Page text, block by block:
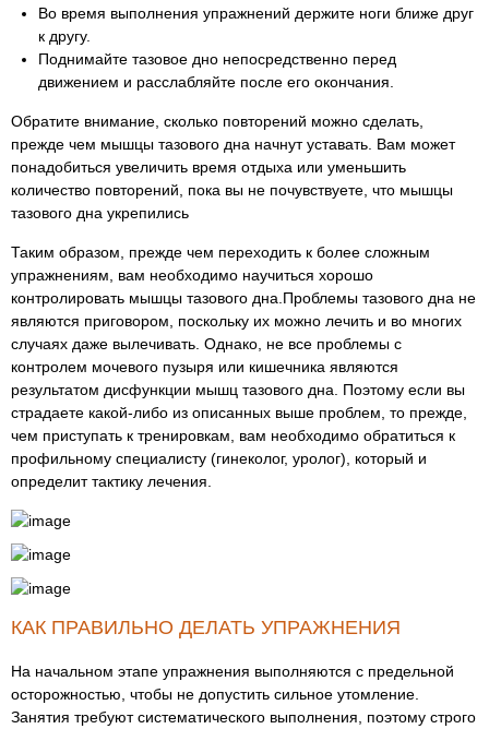
Во время выполнения упражнений держите ноги ближе друг
к другу.
Поднимайте тазовое дно непосредственно перед
движением и расслабляйте после его окончания.
Обратите внимание, сколько повторений можно сделать,
прежде чем мышцы тазового дна начнут уставать. Вам может
понадобиться увеличить время отдыха или уменьшить
количество повторений, пока вы не почувствуете, что мышцы
тазового дна укрепились
Таким образом, прежде чем переходить к более сложным
упражнениям, вам необходимо научиться хорошо
контролировать мышцы тазового дна.Проблемы тазового дна не
являются приговором, поскольку их можно лечить и во многих
случаях даже вылечивать. Однако, не все проблемы с
контролем мочевого пузыря или кишечника являются
результатом дисфункции мышц тазового дна. Поэтому если вы
страдаете какой-либо из описанных выше проблем, то прежде,
чем приступать к тренировкам, вам необходимо обратиться к
профильному специалисту (гинеколог, уролог), который и
определит тактику лечения.
КАК ПРАВИЛЬНО ДЕЛАТЬ УПРАЖНЕНИЯ
На начальном этапе упражнения выполняются с предельной
осторожностью, чтобы не допустить сильное утомление.
Занятия требуют систематического выполнения, поэтому строго